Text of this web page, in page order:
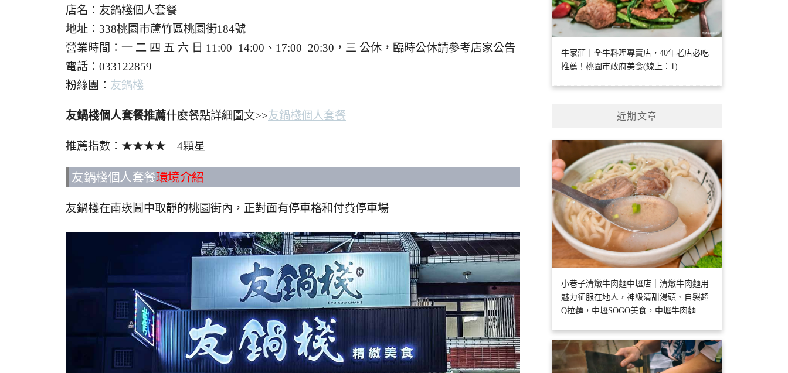
店名：友鍋棧個人套餐
地址：338桃園市蘆竹區桃園街184號
營業時間：一 二 四 五 六 日 11:00–14:00、17:00–20:30，三 公休，臨時公休請參考店家公告
電話：033122859
粉絲團： 友鍋棧
友鍋棧個人套餐推薦什麼餐點詳細圖文>>友鍋棧個人套餐
推薦指數：★★★★ 4顆星
友鍋棧個人套餐環境介紹
友鍋棧在南崁鬧中取靜的桃園街內，正對面有停車格和付費停車場
牛家莊｜全牛料理專賣店，40年老店必吃
推薦！桃園市政府美食(線上：1)
近期文章
小巷子清燉牛肉麵中壢店｜清燉牛肉麵用
魅力征服在地人，神級清甜湯頭、自製超
Q拉麵，中壢SOGO美食，中壢牛肉麵